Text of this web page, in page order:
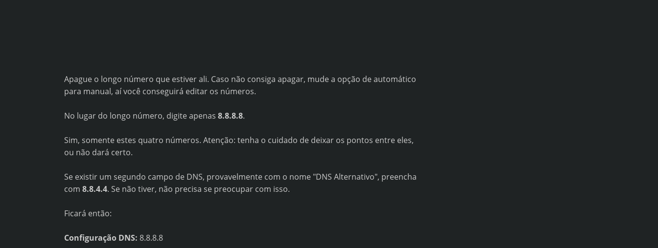
Apague o longo número que estiver ali. Caso não consiga apagar, mude a opção de automático
para manual, aí você conseguirá editar os números.
No lugar do longo número, digite apenas 8.8.8.8.
Sim, somente estes quatro números. Atenção: tenha o cuidado de deixar os pontos entre eles,
ou não dará certo.
Se existir um segundo campo de DNS, provavelmente com o nome "DNS Alternativo", preencha
com 8.8.4.4. Se não tiver, não precisa se preocupar com isso.
Ficará então:
Configuração DNS: 8.8.8.8